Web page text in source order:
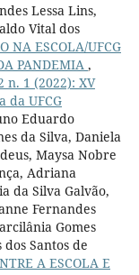
Lessa Lins,
Vital dos
NA ESCOLA/UFCG
PANDEMIA ,
n. 1 (2022): XV
da UFCG
Eduardo
da Silva, Daniela
Maysa Nobre
Adriana
da Silva Galvão,
Fernandes
Gomes
Santos de
A ESCOLA E